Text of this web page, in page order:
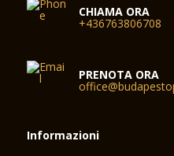
CHIAMA ORA
+436763806708
PRENOTA ORA
Informazioni